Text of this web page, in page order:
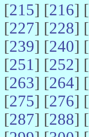
[215] [216] [
[227] [228] [
[239] [240] [
[251] [252] [
[263] [264] [
[275] [276] [
[287] [288] [